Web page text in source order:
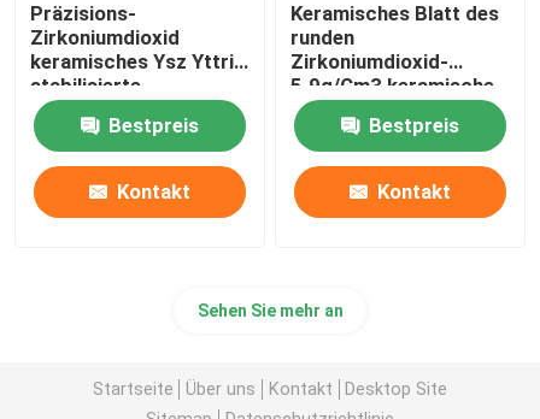
Präzisions-
Zirkoniumdioxid
keramisches Ysz Yttria
stabilisierte
keramische Perlen-
keramischen reibenden
Ball
Bestpreis
Kontakt
Keramisches Blatt des
runden
Zirkoniumdioxid-
5.9g/Cm3 keramische
Rasierklinge mit 1400
Grad
Bestpreis
Kontakt
Sehen Sie mehr an
Startseite Über uns Kontakt
Desktop Site